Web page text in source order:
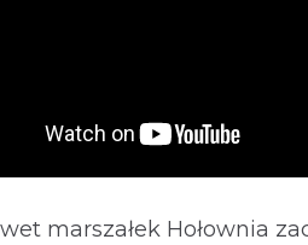
marszałek Hołownia